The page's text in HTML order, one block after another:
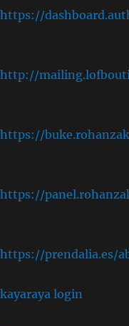
https://
http://
https://
https://
https://prendalia.es/
kayaraya login